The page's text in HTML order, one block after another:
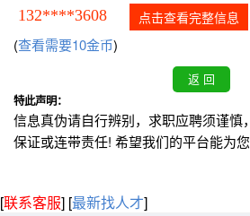
132****3608 点击查看完整信息
(查看需要10金币)
特此声明：
信息真伪请自行辨别，求职应聘须谨慎
保证或连带责任! 希望我们的平台能为您
[联系客服] [最新找人才]